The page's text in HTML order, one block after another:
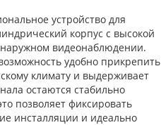
устройство для
корпус с высокой
видеонаблюдении.
удобно прикрепить
климату и выдерживает
остаются стабильно
позволяет фиксировать
инсталляции и идеально